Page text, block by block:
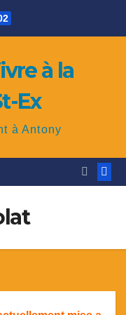
à la
Ex
à Antony